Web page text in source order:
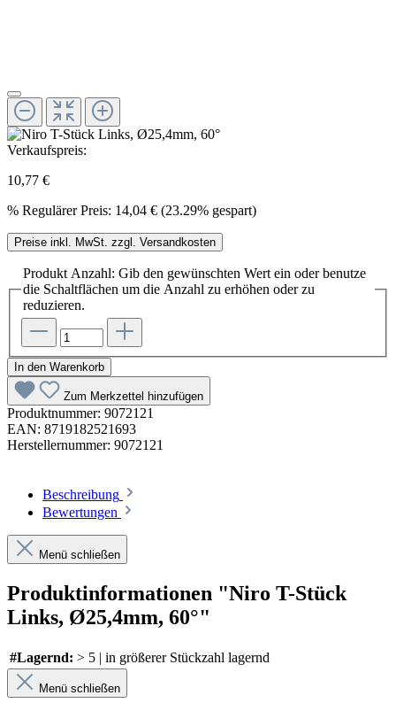
Verkaufspreis:
10,77 €
% Regulärer Preis: 14,04 € (23.29% gespart)
Preise inkl. MwSt. zzgl. Versandkosten
Produkt Anzahl: Gib den gewünschten Wert ein oder benutze
die Schaltflächen um die Anzahl zu erhöhen oder zu
reduzieren.
In den Warenkorb
Zum Merkzettel hinzufügen
Produktnummer: 9072121
EAN: 8719182521693
Herstellernummer: 9072121
Beschreibung
Bewertungen
Menü schließen
Produktinformationen "Niro T-Stück
Links, Ø25,4mm, 60°"
#Lagernd: > 5 | in größerer Stückzahl lagernd
Menü schließen